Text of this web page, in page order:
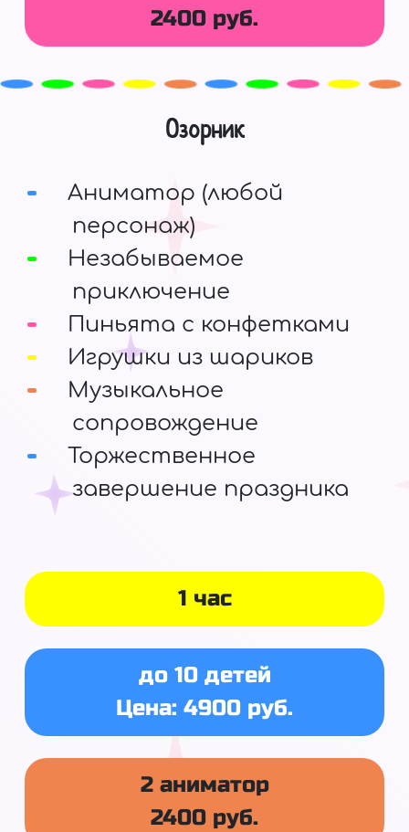
2400 руб.
1 час
до 10 детей
Цена: 4900 руб.
2 аниматор
2400 руб.
Озорник
Аниматор (любой
персонаж)
Незабываемое
приключение
Пиньята с конфетками
Игрушки из шариков
Музыкальное
сопровождение
Торжественное
завершение праздника